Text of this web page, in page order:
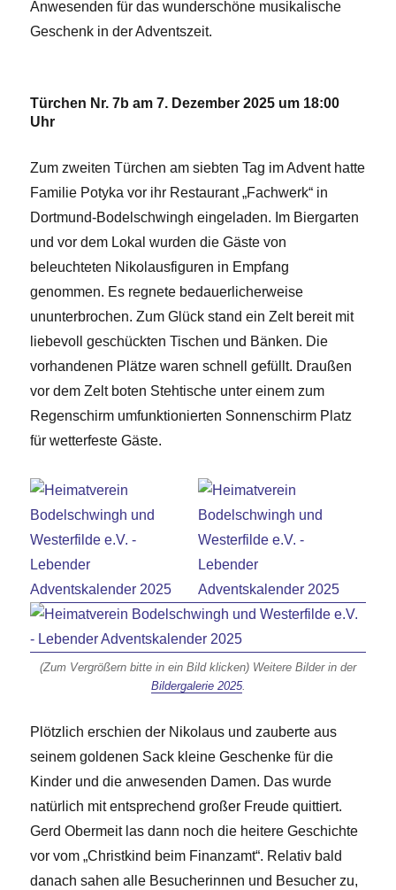
Anwesenden für das wunderschöne musikalische
Geschenk in der Adventszeit.
Türchen Nr. 7b am 7. Dezember 2025 um 18:00
Uhr
Zum zweiten Türchen am siebten Tag im Advent hatte
Familie Potyka vor ihr Restaurant „Fachwerk“ in
Dortmund-Bodelschwingh eingeladen. Im Biergarten
und vor dem Lokal wurden die Gäste von
beleuchteten Nikolausfiguren in Empfang
genommen. Es regnete bedauerlicherweise
ununterbrochen. Zum Glück stand ein Zelt bereit mit
liebevoll geschückten Tischen und Bänken. Die
vorhandenen Plätze waren schnell gefüllt. Draußen
vor dem Zelt boten Stehtische unter einem zum
Regenschirm umfunktionierten Sonnenschirm Platz
für wetterfeste Gäste.
(Zum Vergrößern bitte in ein Bild klicken) Weitere Bilder in der
Bildergalerie 2025.
Plötzlich erschien der Nikolaus und zauberte aus
seinem goldenen Sack kleine Geschenke für die
Kinder und die anwesenden Damen. Das wurde
natürlich mit entsprechend großer Freude quittiert.
Gerd Obermeit las dann noch die heitere Geschichte
vor vom „Christkind beim Finanzamt“. Relativ bald
danach sahen alle Besucherinnen und Besucher zu,